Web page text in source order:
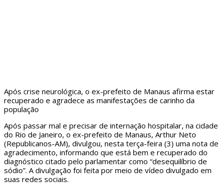
Após crise neurológica, o ex-prefeito de Manaus afirma estar
recuperado e agradece as manifestações de carinho da
população
Após passar mal e precisar de internação hospitalar, na cidade
do Rio de Janeiro, o ex-prefeito de Manaus, Arthur Neto
(Republicanos-AM), divulgou, nesta terça-feira (3) uma nota de
agradecimento, informando que está bem e recuperado do
diagnóstico citado pelo parlamentar como “desequilíbrio de
sódio”. A divulgação foi feita por meio de vídeo divulgado em
suas redes sociais.